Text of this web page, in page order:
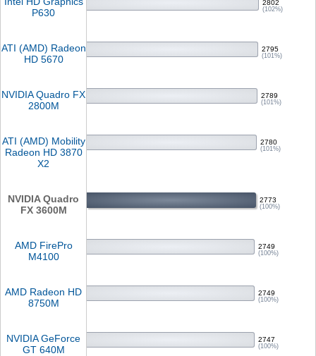
P630
2802
(102%)
ATI (AMD) Radeon
HD 5670
2795
(101%)
NVIDIA Quadro FX
2800M
2789
(101%)
ATI (AMD) Mobility
Radeon HD 3870
X2
2780
(101%)
NVIDIA Quadro
FX 3600M
2773
(100%)
AMD FirePro
M4100
2749
(100%)
AMD Radeon HD
8750M
2749
(100%)
NVIDIA GeForce
GT 640M
2747
(100%)